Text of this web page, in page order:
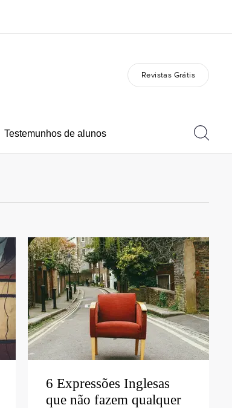
Carreiras
Revistas Grátis
Testemunhos de alunos
6 Expressões Inglesas
que não fazem qualquer